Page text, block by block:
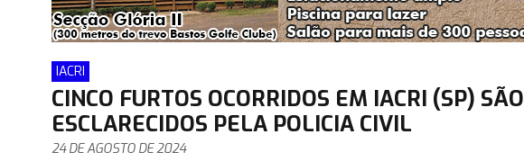
IACRI
CINCO FURTOS OCORRIDOS EM IACRI (SP) SÃO
ESCLARECIDOS PELA POLICIA CIVIL
24 DE AGOSTO DE 2024